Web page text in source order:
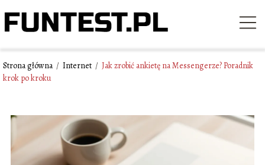
Strona główna / Internet / Jak zrobić ankietę na Messengerze? Poradnik
krok po kroku